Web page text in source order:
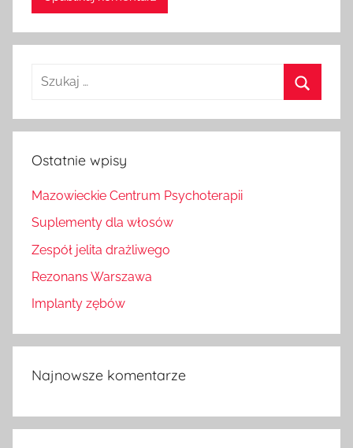
Szukaj
Ostatnie wpisy
Mazowieckie Centrum Psychoterapii
Suplementy dla włosów
Zespół jelita drażliwego
Rezonans Warszawa
Implanty zębów
Najnowsze komentarze